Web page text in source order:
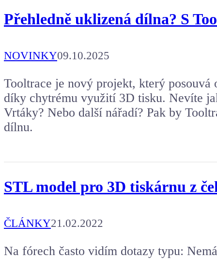
Přehledně uklizená dílna? S
NOVINKY09.10.2025
Tooltrace je nový projekt, který
díky chytrému využití 3D tisku. Nevíte
Vrtáky? Nebo další nářadí? Pak by
dílnu.
STL model pro 3D tiskárnu z
ČLÁNKY21.02.2022
Na fórech často vidím dotazy typu: